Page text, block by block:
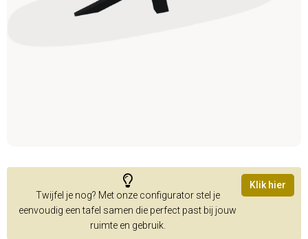
Twijfel je nog? Met onze configurator stel je
eenvoudig een tafel samen die perfect past bij jouw
ruimte en gebruik.
Klik hier